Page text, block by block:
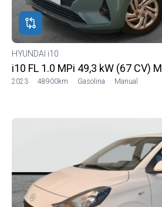
HYUNDAI i10
i10 FL 1.0 MPi 49,3 kW (67 CV)
2023 48900km Gasolina Manual